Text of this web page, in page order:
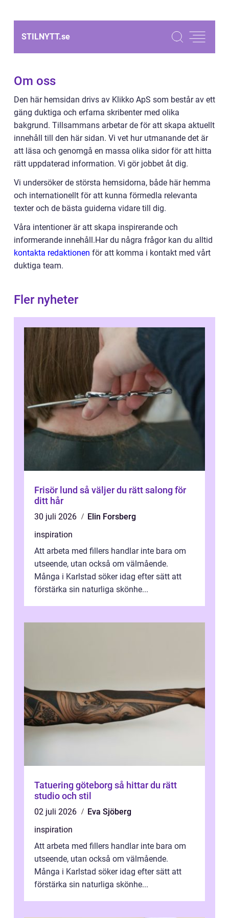
STILNYTT.se
Om oss
Den här hemsidan drivs av Klikko ApS som består av ett
gäng duktiga och erfarna skribenter med olika
bakgrund. Tillsammans arbetar de för att skapa aktuellt
innehåll till den här sidan. Vi vet hur utmanande det är
att läsa och genomgå en massa olika sidor för att hitta
rätt uppdaterad information. Vi gör jobbet åt dig.
Vi undersöker de största hemsidorna, både här hemma
och internationellt för att kunna förmedla relevanta
texter och de bästa guiderna vidare till dig.
Våra intentioner är att skapa inspirerande och
informerande innehåll.Har du några frågor kan du alltid
kontakta redaktionen för att komma i kontakt med vårt
duktiga team.
Fler nyheter
Frisör lund så väljer du rätt salong för
ditt hår
30 juli 2026
Elin Forsberg
inspiration
Att arbeta med fillers handlar inte bara om
utseende, utan också om välmående.
Många i Karlstad söker idag efter sätt att
förstärka sin naturliga skönhe...
Tatuering göteborg så hittar du rätt
studio och stil
02 juli 2026
Eva Sjöberg
inspiration
Att arbeta med fillers handlar inte bara om
utseende, utan också om välmående.
Många i Karlstad söker idag efter sätt att
förstärka sin naturliga skönhe...